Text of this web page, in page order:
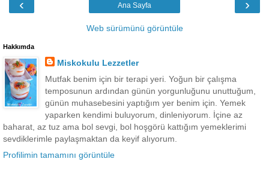
‹ ›
Ana Sayfa
Web sürümünü görüntüle
Hakkımda
Miskokulu Lezzetler
Mutfak benim için bir terapi yeri. Yoğun bir çalışma
temposunun ardından günün yorgunluğunu unuttuğum,
günün muhasebesini yaptığım yer benim için. Yemek
yaparken kendimi buluyorum, dinleniyorum. İçine az
baharat, az tuz ama bol sevgi, bol hoşgörü kattığım yemeklerimi
sevdiklerimle paylaşmaktan da keyif alıyorum.
Profilimin tamamını görüntüle